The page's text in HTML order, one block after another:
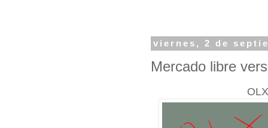
viernes, 2 de
Mercado libre